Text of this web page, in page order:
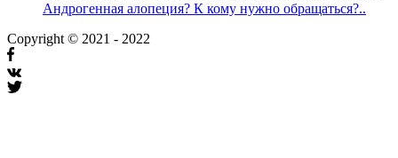
Андрогенная алопеция? К кому нужно обращаться?..
Copyright © 2021 - 2022